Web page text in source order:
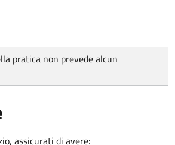
pratica non prevede alcun
assicurati di avere: